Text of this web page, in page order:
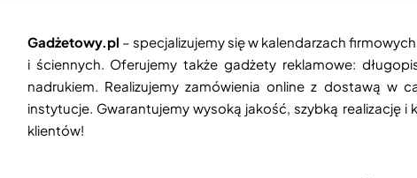
Gadżetowy.pl – specjalizujemy się w kalendarzach
i ściennych. Oferujemy także gadżety reklamowe:
nadrukiem. Realizujemy zamówienia online z dostawą w
instytucje. Gwarantujemy wysoką jakość, szybką realizację
klientów!